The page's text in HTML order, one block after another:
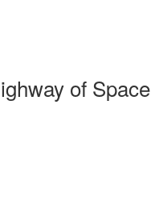
of Space